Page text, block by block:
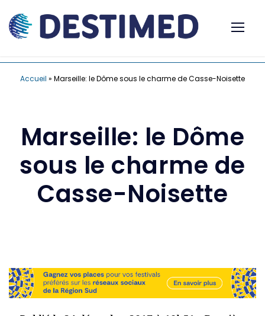
Accueil » Marseille: le Dôme sous le charme de Casse-Noisette
Marseille: le Dôme
sous le charme de
Casse-Noisette